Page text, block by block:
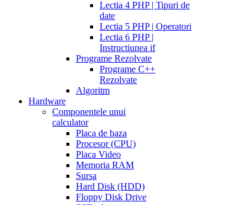
Lectia 4 PHP | Tipuri de
date
Lectia 5 PHP | Operatori
Lectia 6 PHP |
Instructiunea if
Programe Rezolvate
Programe C++
Rezolvate
Algoritm
Hardware
Componentele unui
calculator
Placa de baza
Procesor (CPU)
Placa Video
Memoria RAM
Sursa
Hard Disk (HDD)
Floppy Disk Drive